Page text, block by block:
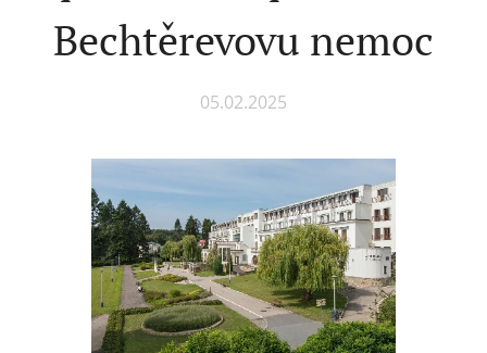
Bechtěrevovu nemoc
05.02.2025